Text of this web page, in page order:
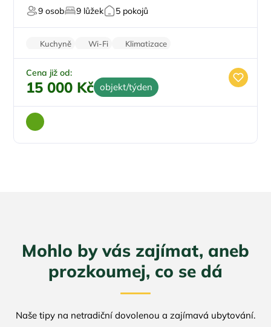
Pro milovníky přírody
9 osob 9 lůžek 5 pokojů
Kuchyně Wi-Fi
Klimatizace
Zvířata povolena
Pračka
Cena již od:
15 000 Kč objekt/týden
Mohlo by vás zajímat, aneb
prozkoumej, co se dá
Naše tipy na netradiční dovolenou a zajímavá ubytování.